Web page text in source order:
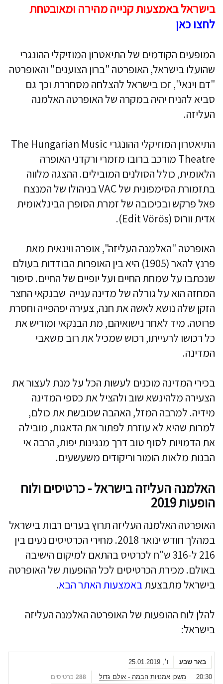
בישראל באמצעות קנייה מהירה ומאובטחת
לחצו כאן
המופעים הקודמים של התיאטרון המוזיקלי ההונגרי
שהועלו בישראל, האופרטה "ברון הצוענים" והאופרטה
"דם וינאי", זכו בישראל להצלחה מסחררת וכך גם
סביא להניח יהיה במקרה של האופרטה האלמנה
העליזה.
התיאטרון המוזיקלי ההונגרי The Hungarian Music
Theatre מורכב ברובו מזמרי ורקדני האופרה
הלאומית, כולל הסולנים המובילים. ההצגה מלווה
בתזמורת הסימפונית של VAC בניהולו של המנצח
פאל פרקש ובכיכובה של זמרת הסופרן הבינלאומית
אדית וורוס (Edit Vörös).
האופרטה "האלמנה העליזה", אופרה ווינאית מאת
פרנץ להאר (1905) היא בין האופרות הבודדות בעולם
שנכתבו על שמחת החיים ועל יופיים של החיים. סיפור
המחזה הוא על גורלה של מדינה ענייה שבנקאי החצר
הזקן שלה נושא לאשה את חנה, צעירה יפהפייה וחסרת
פרוטה. מיד לאחר נישואיהם, מת הבנקאי ומוריש את
כל רכושו לרעייתו, רכוש שמכיל את רוב משאבי
המדינה.
בכירי המדינה מוכנים לעשות הכל על מנת לעצור את
הצעירה מלהינשא שוב ולהציל את כספי המדינה
מידיה. למרבה המזל, האהבה שכובשת את כולם,
למרות שהיא לא עוזרת לפתור את הדאגות, מובילה
את הדמויות לסוף טוב דרך מנגינות יפות, הרבה אי
הבנות מלאות הומור וריקודים משעשעים.
האלמנה העליזה בישראל - כרטיסים ולוח
הופעות 2019
האופרטה האלמנה העליזה תרוץ בערים רבות בישראל
במהלך חודש ינואר 2018. מחירי הכרטיסים נעים בין
216 ל-316 ש"ח לכרטיס בהתאם למיקום הישיבה
באולם. מכירת הכרטיסים לכל ההופעות של האופרטה
בישראל מתבצעתבאמצעות האתר הבא.
להלן לוח ההופעות של האופרטה האלמנה העליזה
בישראל:
באר שבע
ו׳, 25.01.2019
20:30
משכן אמנויות הבמה - אולם גדול 288 כרטיסים